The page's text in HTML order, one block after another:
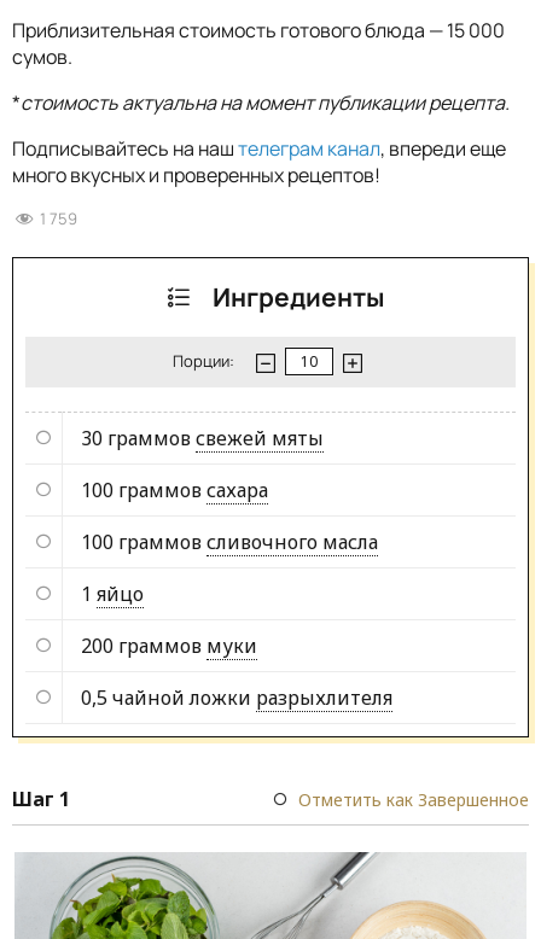
Приблизительная стоимость готового блюда — 15 000
сумов.
*стоимость актуальна на момент публикации рецепта.
Подписывайтесь на наштелеграм канал, впереди еще
много вкусных и проверенных рецептов!
1 759
Ингредиенты
Порции:
30 граммовсвежей мяты
100 граммовсахара
100 граммовсливочного масла
1 яйцо
200 граммов муки
0,5 чайной ложки разрыхлителя
Шаг 1 Отметить как Завершенное